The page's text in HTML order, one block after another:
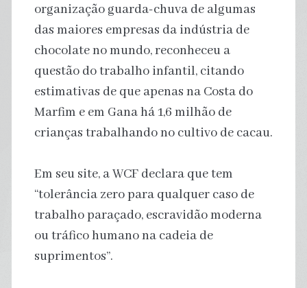
organização guarda-chuva de algumas
das maiores empresas da indústria de
chocolate no mundo, reconheceu a
questão do trabalho infantil, citando
estimativas de que apenas na Costa do
Marfim e em Gana há 1,6 milhão de
crianças trabalhando no cultivo de cacau.
Em seu site, a WCF declara que tem
“tolerância zero para qualquer caso de
trabalho paraçado, escravidão moderna
ou tráfico humano na cadeia de
suprimentos”.